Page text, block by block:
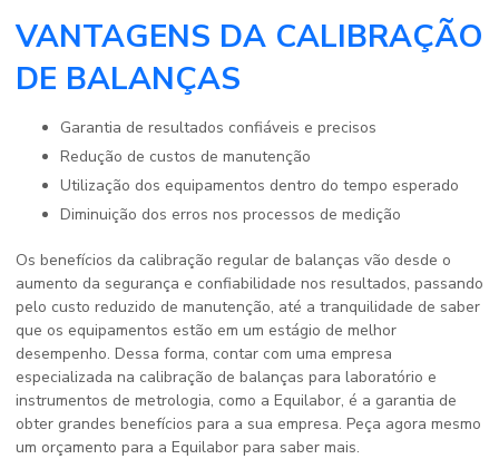
VANTAGENS DA CALIBRAÇÃO
DE BALANÇAS
Garantia de resultados confiáveis e precisos
Redução de custos de manutenção
Utilização dos equipamentos dentro do tempo esperado
Diminuição dos erros nos processos de medição
Os benefícios da calibração regular de balanças vão desde o
aumento da segurança e confiabilidade nos resultados, passando
pelo custo reduzido de manutenção, até a tranquilidade de saber
que os equipamentos estão em um estágio de melhor
desempenho. Dessa forma, contar com uma empresa
especializada na calibração de balanças para laboratório e
instrumentos de metrologia, como a Equilabor, é a garantia de
obter grandes benefícios para a sua empresa. Peça agora mesmo
um orçamento para a Equilabor para saber mais.